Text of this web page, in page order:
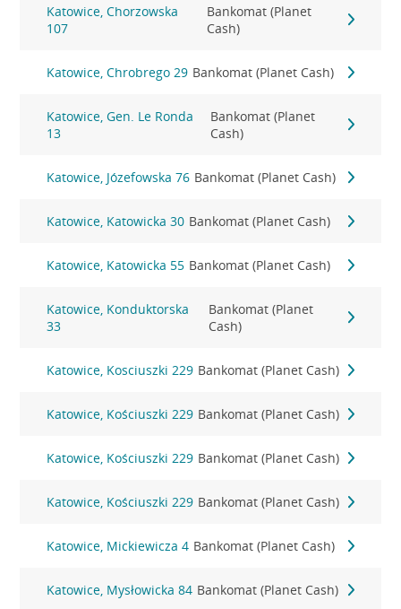
Katowice, Chorzowska
107
Bankomat (Planet
Cash)
Katowice, Chrobrego 29 Bankomat (Planet Cash)
Katowice, Gen. Le Ronda
13
Bankomat (Planet
Cash)
Katowice, Józefowska 76 Bankomat (Planet Cash)
Katowice, Katowicka 30 Bankomat (Planet Cash)
Katowice, Katowicka 55 Bankomat (Planet Cash)
Katowice, Konduktorska
33
Bankomat (Planet
Cash)
Katowice, Kosciuszki 229 Bankomat (Planet Cash)
Katowice, Kościuszki 229 Bankomat (Planet Cash)
Katowice, Kościuszki 229 Bankomat (Planet Cash)
Katowice, Kościuszki 229 Bankomat (Planet Cash)
Katowice, Mickiewicza 4 Bankomat (Planet Cash)
Katowice, Mysłowicka 84 Bankomat (Planet Cash)